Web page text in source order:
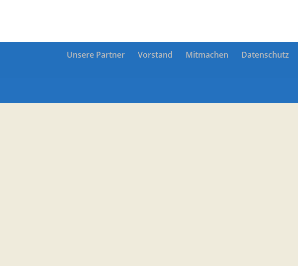
Unsere Partner Vorstand Mitmachen Datenschutz